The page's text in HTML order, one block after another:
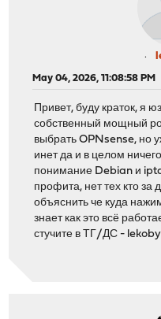
May 04, 2026, 11:08:58 PM
Привет, буду краток, я
собственный мощный
выбрать OPNsense, но
инет да и в целом
понимание Debian и
профита, нет тех кто за
объяснить че куда
знает как это всё
стучите в ТГ/ДС -